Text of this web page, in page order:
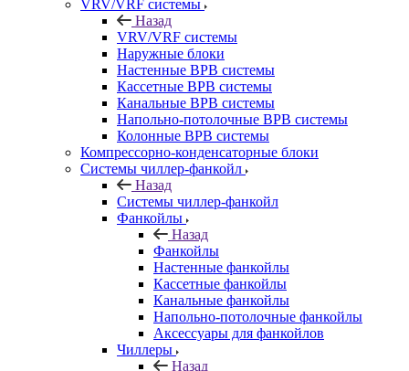
VRV/VRF системы
Назад
VRV/VRF системы
Наружные блоки
Настенные ВРВ системы
Кассетные ВРВ системы
Канальные ВРВ системы
Напольно-потолочные ВРВ системы
Колонные ВРВ системы
Компрессорно-конденсаторные блоки
Системы чиллер-фанкойл
Назад
Системы чиллер-фанкойл
Фанкойлы
Назад
Фанкойлы
Настенные фанкойлы
Кассетные фанкойлы
Канальные фанкойлы
Напольно-потолочные фанкойлы
Аксессуары для фанкойлов
Чиллеры
Назад